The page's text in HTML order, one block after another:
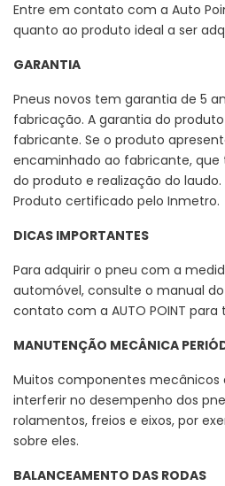
Entre em contato com a Auto
quanto ao produto ideal a ser
GARANTIA
Pneus novos tem garantia de 5
fabricação. A garantia do
fabricante. Se o produto
encaminhado ao fabricante, que
do produto e realização do laudo.
Produto certificado pelo Inmetro.
DICAS IMPORTANTES
Para adquirir o pneu com a
automóvel, consulte o manual
contato com a AUTO POINT para
MANUTENÇÃO MECÂNICA
Muitos componentes mecânicos
interferir no desempenho dos
rolamentos, freios e eixos, por
sobre eles.
BALANCEAMENTO DAS RODAS